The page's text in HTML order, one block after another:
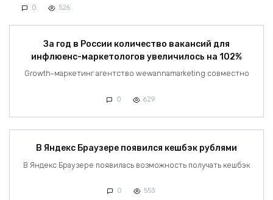
0 526
За год в России количество вакансий для
инфлюенс-маркетологов увеличилось на 102%
Growth-маркетинг агентство wewannamarketing совместно
0 629
В Яндекс Браузере появился кешбэк рублями
В Яндекс Браузере появилась возможность получать кешбэк
0 553